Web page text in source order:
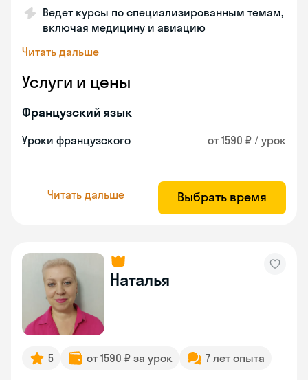
Ведет курсы по специализированным темам,
включая медицину и авиацию
Читать дальше
Услуги и цены
Французский язык
Уроки французского от 1590 ₽ / урок
Читать дальше Выбрать время
Наталья
5 от 1590 ₽ за урок 7 лет опыта